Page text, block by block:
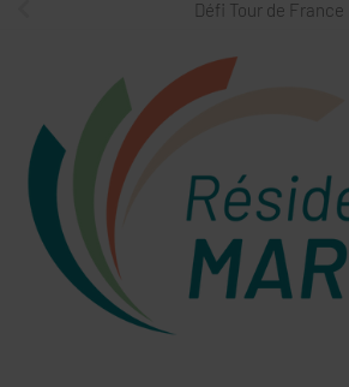
Défi Tour de France